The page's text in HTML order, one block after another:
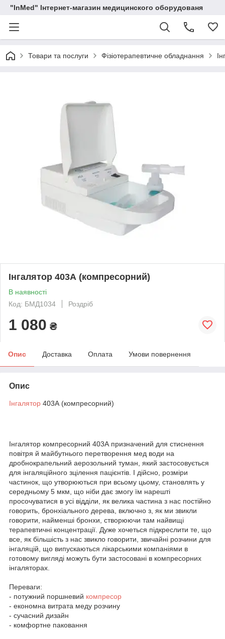
"InMed" Інтернет-магазин медицинского оборудованя
Товари та послуги Фізіотерапевтичне обладнання
Інгалятор 403А (компресорний)
В наявності
Код: БМД1034
Роздріб
1 080 ₴
Опис Доставка Оплата Умови повернення
Опис
Інгалятор 403А (компресорний)
Інгалятор компресорний 403А призначений для стиснення
повітря й майбутнього перетворення мед води на
дробнокрапельний аерозольний туман, який застосовується
для інгаляційного зцілення пацієнтів. І дійсно, розміри
частинок, що утворюються при всьому цьому, становлять у
середньому 5 мкм, що ніби дає змогу їм нарешті
просочуватися в усі відділи, як велика частина з нас постійно
говорить, бронхіального дерева, включно з, як ми звикли
говорити, найменші бронхи, створюючи там найвищі
терапевтичні концентрації. Дуже хочеться підкреслити те, що
все, як більшість з нас звикло говорити, звичайні розчини для
інгаляцій, що випускаються лікарськими компаніями в
готовому вигляді можуть бути застосовані в компресорних
інгаляторах.
Переваги:
- потужний поршневий компресор
- економна витрата меду розчину
- сучасний дизайн
- комфортне паковання